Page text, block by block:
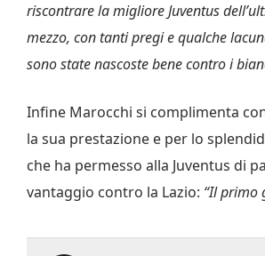
riscontrare la migliore Juventus
mezzo, con tanti pregi e qualche
sono state nascoste bene contro i
Infine Marocchi si complimenta
la sua prestazione e per lo
che ha permesso alla Juventus di
vantaggio contro la Lazio: “Il primo